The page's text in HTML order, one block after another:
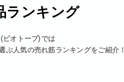
ランキング
オトープ)では
ぶ人気の売れ筋ランキングをご紹介！